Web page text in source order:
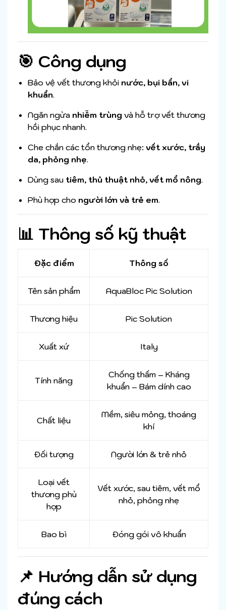
🎯 Công dụng
Bảo vệ vết thương khỏi nước, bụi bẩn, vi
khuẩn.
Ngăn ngừa nhiễm trùng và hỗ trợ vết thương
hồi phục nhanh.
Che chắn các tổn thương nhẹ: vết xước, trầy
da, phỏng nhẹ.
Dùng sau tiêm, thủ thuật nhỏ, vết mổ nông.
Phù hợp cho người lớn và trẻ em.
📊 Thông số kỹ thuật
Đặc điểm Thông số
Tên sản phẩm AquaBloc Pic Solution
Thương hiệu Pic Solution
Xuất xứ Italy
Tính năng
Chống thấm – Kháng
khuẩn – Bám dính cao
Chất liệu
Mềm, siêu mỏng, thoáng
khí
Đối tượng Người lớn & trẻ nhỏ
Loại vết
thương phù
hợp
Vết xước, sau tiêm, vết mổ
nhỏ, phỏng nhẹ
Bao bì Đóng gói vô khuẩn
📌 Hướng dẫn sử dụng
đúng cách